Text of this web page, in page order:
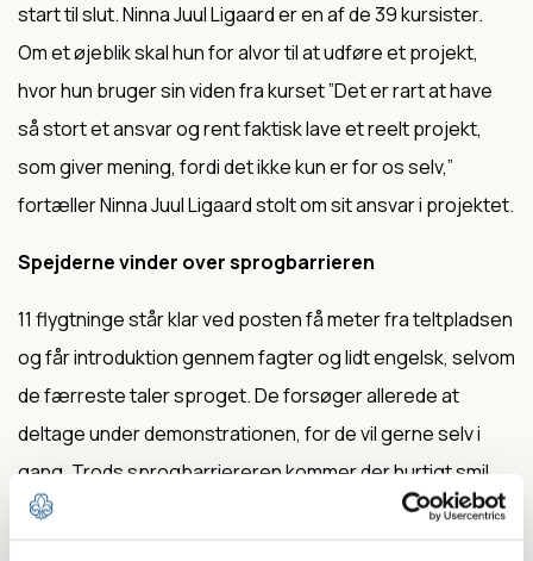
start til slut. Ninna Juul Ligaard er en af de 39 kursister.
Om et øjeblik skal hun for alvor til at udføre et projekt,
hvor hun bruger sin viden fra kurset ”Det er rart at have
så stort et ansvar og rent faktisk lave et reelt projekt,
som giver mening, fordi det ikke kun er for os selv,”
fortæller Ninna Juul Ligaard stolt om sit ansvar i projektet.
Spejderne vinder over sprogbarrieren
11 flygtninge står klar ved posten få meter fra teltpladsen
og får introduktion gennem fagter og lidt engelsk, selvom
de færreste taler sproget. De forsøger allerede at
deltage under demonstrationen, for de vil gerne selv i
gang. Trods sprogbarriereren kommer der hurtigt smil
og grin over læberne på både kursister og flygtninge.
Fagterne flyver fra person til person og danner et sprog,